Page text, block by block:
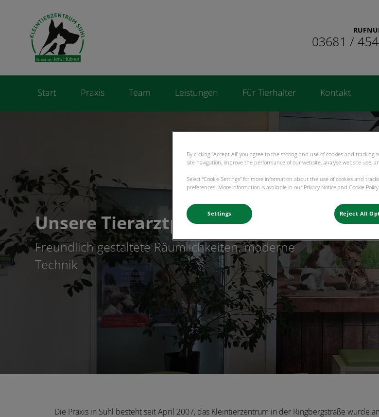
03681 /
Start Praxis Team Leistungen Für Tierhalter Kontakt
Unsere Tierarztpraxis
Freundlich gestaltete Räumlichkeiten, moderne
Technik
Die Praxis in Suhl besteht seit April 2007, das Kleintierzentrum in der Ringbergstraße wurde
By clicking “Accept All” you agree to the storing and use of cookies and
site navigation, improve the performance of our website, analyse website use,
Select “Cookie Settings” for more information about the use of cookies and
preferences. More information is available in our Privacy Notice and Cookie Policy.
Settings Reject All